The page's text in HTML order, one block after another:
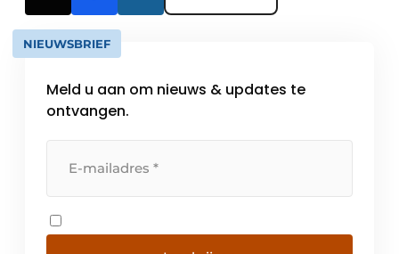
NIEUWSBRIEF
Meld u aan om nieuws & updates te
ontvangen.